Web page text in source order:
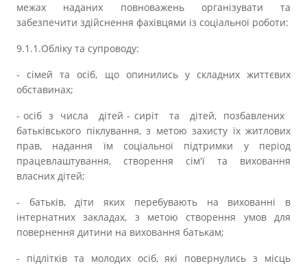
межах наданих повноважень організувати та
забезпечити здійснення фахівцями із соціальної роботи:
9.1.1.Обліку та супроводу:
- сімей та осіб, що опинились у складних життєвих
обставинах;
- осіб з числа дітей - сиріт та дітей, позбавлених
батьківського піклування, з метою захисту їх житлових
прав, надання їм соціальної підтримки у період
працевлаштування, створення сім'ї та виховання
власних дітей;
- батьків, діти яких перебувають на вихованні в
інтернатних закладах, з метою створення умов для
повернення дитини на виховання батькам;
- підлітків та молодих осіб, які повернулись з місць